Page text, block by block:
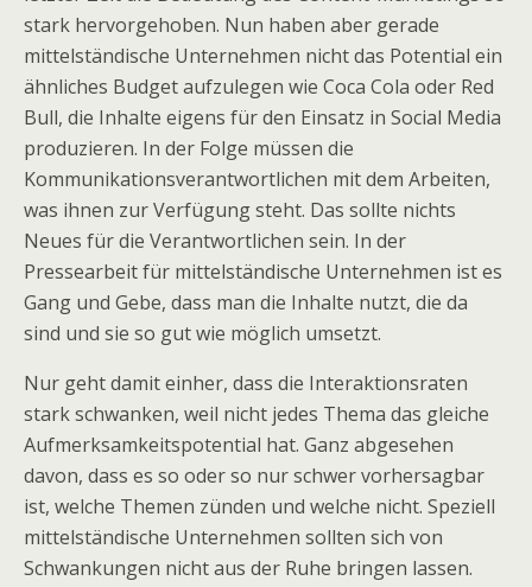
stark hervorgehoben. Nun haben aber gerade
mittelständische Unternehmen nicht das Potential ein
ähnliches Budget aufzulegen wie Coca Cola oder Red
Bull, die Inhalte eigens für den Einsatz in Social Media
produzieren. In der Folge müssen die
Kommunikationsverantwortlichen mit dem Arbeiten,
was ihnen zur Verfügung steht. Das sollte nichts
Neues für die Verantwortlichen sein. In der
Pressearbeit für mittelständische Unternehmen ist es
Gang und Gebe, dass man die Inhalte nutzt, die da
sind und sie so gut wie möglich umsetzt.
Nur geht damit einher, dass die Interaktionsraten
stark schwanken, weil nicht jedes Thema das gleiche
Aufmerksamkeitspotential hat. Ganz abgesehen
davon, dass es so oder so nur schwer vorhersagbar
ist, welche Themen zünden und welche nicht. Speziell
mittelständische Unternehmen sollten sich von
Schwankungen nicht aus der Ruhe bringen lassen.